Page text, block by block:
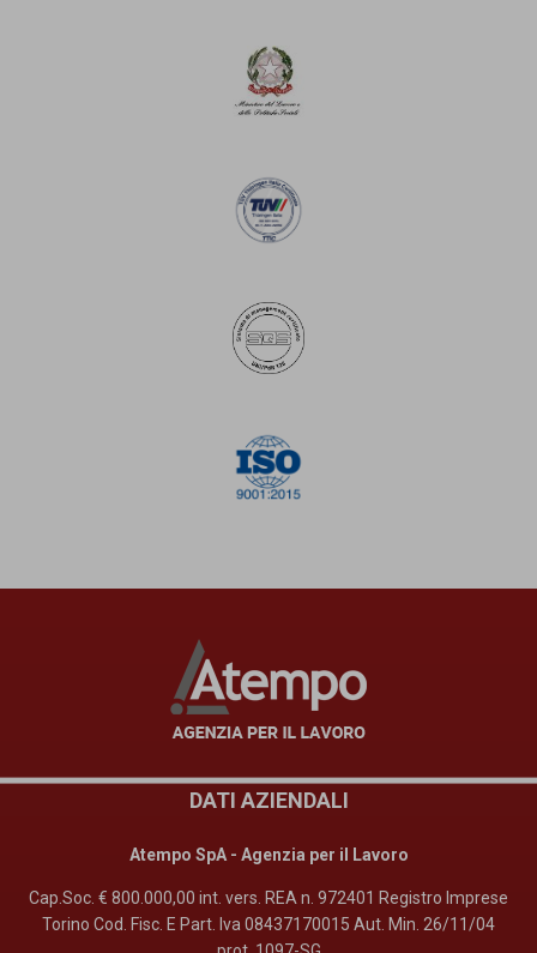
DATI AZIENDALI
Atempo SpA - Agenzia per il Lavoro
Cap.Soc. € 800.000,00 int. vers. REA n. 972401 Registro Imprese
Torino Cod. Fisc. E Part. Iva 08437170015 Aut. Min. 26/11/04